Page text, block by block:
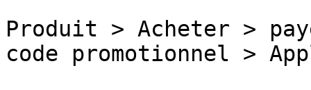
Produit > Acheter >
code promotionnel >